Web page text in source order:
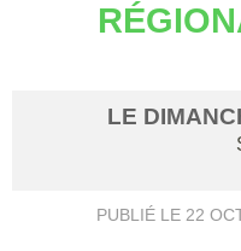
LE
PUBLIÉ LE 22